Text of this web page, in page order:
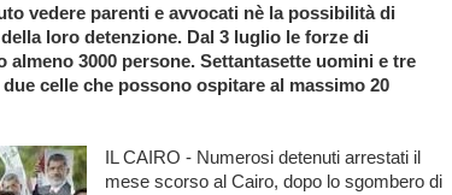
vedere parenti e avvocati nè la possibilità di
loro detenzione. Dal 3 luglio le forze di
almeno 3000 persone. Settantasette uomini e tre
celle che possono ospitare al massimo 20
IL CAIRO - Numerosi detenuti arrestati il
mese scorso al Cairo, dopo lo sgombero di